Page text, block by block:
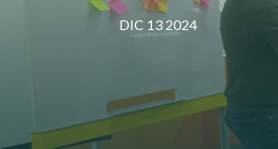
DIC 13 2024